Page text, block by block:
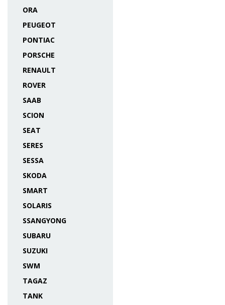
ORA
PEUGEOT
PONTIAC
PORSCHE
RENAULT
ROVER
SAAB
SCION
SEAT
SERES
SESSA
SKODA
SMART
SOLARIS
SSANGYONG
SUBARU
SUZUKI
SWM
TAGAZ
TANK